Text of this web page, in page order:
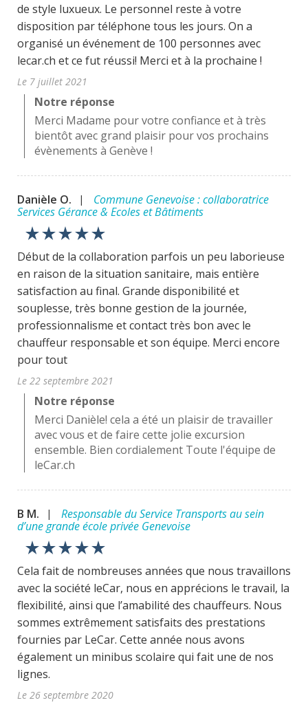
de style luxueux. Le personnel reste à votre
disposition par téléphone tous les jours. On a
organisé un événement de 100 personnes avec
lecar.ch et ce fut réussi! Merci et à la prochaine !
Le 7 juillet 2021
Notre réponse
Merci Madame pour votre confiance et à très
bientôt avec grand plaisir pour vos prochains
évènements à Genève !
Danièle O. |
Commune Genevoise : collaboratrice
Services Gérance & Ecoles et Bâtiments
star_ratestar_ratestar_ratestar_ratestar_rate
Début de la collaboration parfois un peu laborieuse
en raison de la situation sanitaire, mais entière
satisfaction au final. Grande disponibilité et
souplesse, très bonne gestion de la journée,
professionnalisme et contact très bon avec le
chauffeur responsable et son équipe. Merci encore
pour tout
Le 22 septembre 2021
Notre réponse
Merci Danièle! cela a été un plaisir de travailler
avec vous et de faire cette jolie excursion
ensemble. Bien cordialement Toute l'équipe de
leCar.ch
B M. |
Responsable du Service Transports au sein
d’une grande école privée Genevoise
star_ratestar_ratestar_ratestar_ratestar_rate
Cela fait de nombreuses années que nous travaillons
avec la société leCar, nous en apprécions le travail, la
flexibilité, ainsi que l’amabilité des chauffeurs. Nous
sommes extrêmement satisfaits des prestations
fournies par LeCar. Cette année nous avons
également un minibus scolaire qui fait une de nos
lignes.
Le 26 septembre 2020